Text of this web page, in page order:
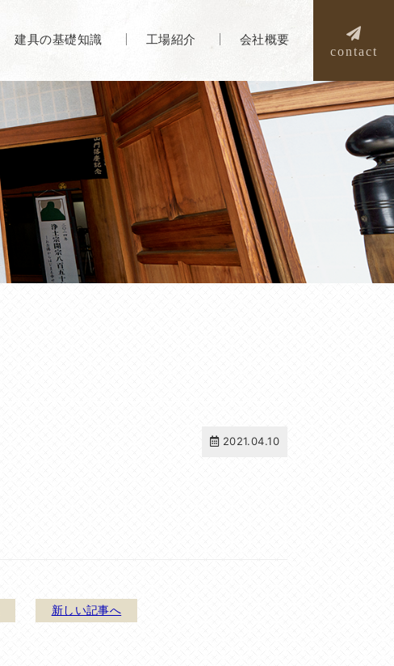
建具の基礎知識 工場紹介 会社概要
contact
2021.04.10
新しい記事へ